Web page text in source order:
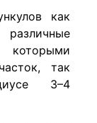
как
которыми
так
3–4